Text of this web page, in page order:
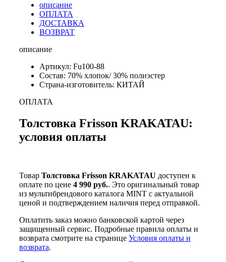
описание
ОПЛАТА
ДОСТАВКА
ВОЗВРАТ
описание
Артикул: Fu100-88
Состав: 70% хлопок/ 30% полиэстер
Страна-изготовитель: КИТАЙ
ОПЛАТА
Толстовка Frisson KRAKATAU:
условия оплаты
Товар Толстовка Frisson KRAKATAU доступен к
оплате по цене 4 990 руб.. Это оригинальный товар
из мультибрендового каталога MINT с актуальной
ценой и подтверждением наличия перед отправкой.
Оплатить заказ можно банковской картой через
защищенный сервис. Подробные правила оплаты и
возврата смотрите на странице Условия оплаты и
возврата.